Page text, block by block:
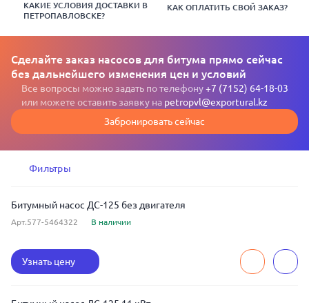
КАКИЕ УСЛОВИЯ ДОСТАВКИ В
ПЕТРОПАВЛОВСКЕ?
КАК ОПЛАТИТЬ СВОЙ ЗАКАЗ?
Сделайте заказ насосов для битума прямо сейчас
без дальнейшего изменения цен и условий
Все вопросы можно задать по телефону+7 (7152) 64-18-03
или можете оставить заявку на petropvl@exportural.kz
Забронировать сейчас
Фильтры
Битумный насос ДС-125 без двигателя
Арт.577-5464322 В наличии
Узнать цену